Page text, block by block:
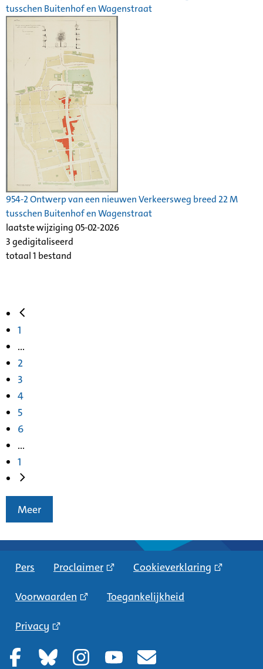
tusschen Buitenhof en Wagenstraat
954-2 Ontwerp van een nieuwen Verkeersweg breed 22 M
tusschen Buitenhof en Wagenstraat
laatste wijziging 05-02-2026
3 gedigitaliseerd
totaal 1 bestand
1
...
2
3
4
5
6
...
1
Meer
Pers Proclaimer Cookieverklaring
Voorwaarden Toegankelijkheid
Privacy